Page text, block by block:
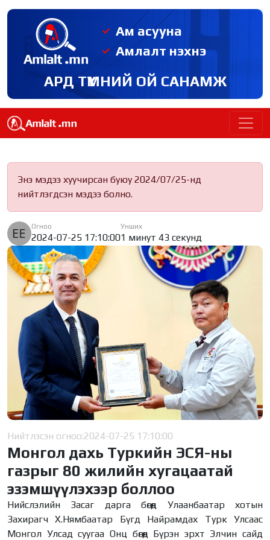
Ам асууна
Амлалт нэхнэ
АРД ТҮМНИЙ ОЙ САНАМЖ
Энэ мэдээ хуучирсан буюу 2024/07/25-нд
нийтлэгдсэн мэдээ болно.
Огноо
2024-07-25 17:10:00
Унших
1 минут 43 секунд
Нийтлэсэн огноо:2024-07-25 17:10:00
Монгол дахь Туркийн ЭСЯ-ны
газрыг 80 жилийн хугацаатай
эзэмшүүлэхээр боллоо
Нийслэлийн Засаг дарга бөгөөд Улаанбаатар хотын
Захирагч Х.Нямбаатар Бүгд Найрамдах Турк Улсаас
Монгол Улсад суугаа Онц бөгөөд Бүрэн эрхт Элчин сайд